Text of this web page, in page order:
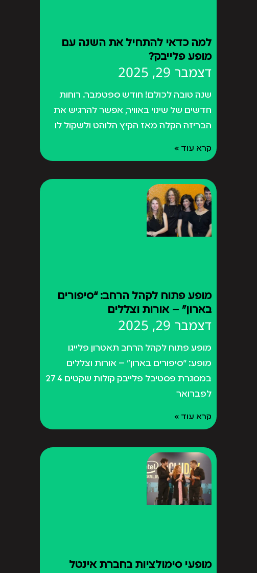
למה כדאי להתחיל את השנה עם
מופע פלייבק?
דצמבר 29, 2025
שנה טובה לכולם! חודש ספטמבר. רוחות
חדשים של שינוי באוויר, אפשר להרגיש את
הבריזה הקלה מאז הקיץ הלוהט ולשקול לו
קרא עוד »
מופע פתוח לקהל הרחב: “סיפורים
בארון” – אורות וצללים
דצמבר 29, 2025
מופע פתוח לקהל הרחב תאטרון פלייגו
מופע: “סיפורים בארון” – אורות וצללים
במסגרת פסטיבל פלייבק קולות שקטים 4 27
לפברואר
קרא עוד »
מופעי סימולציות בחברת אינטל